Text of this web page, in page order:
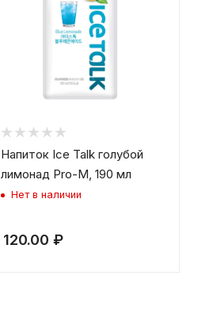
Напиток Ice Talk голубой
лимонад Pro-M, 190 мл
Нет в наличии
120.00 ₽